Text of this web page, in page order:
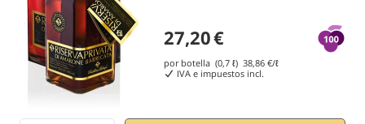
27,20€
por botella (0,7 ℓ) 38,86€/ℓ
IVA e impuestos incl.